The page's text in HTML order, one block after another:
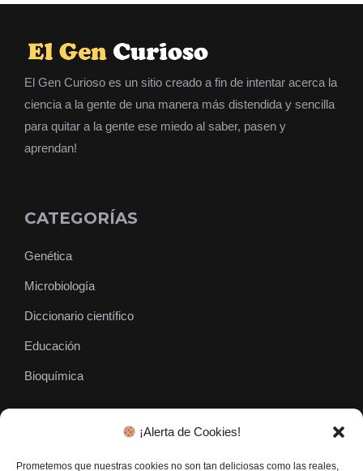
¡Alerta de Cookies!
Prometemos que nuestras cookies no son tan deliciosas como las reales,
El Gen Curioso es un sitio creado a fin de intentar acerca la
ciencia a la gente de una manera más distendida y sencilla
para quitar a la gente ese miedo al saber, pasen y
aprendan!
CATEGORÍAS
Genética
Microbiología
Diccionario científico
Educación
Bioquímica